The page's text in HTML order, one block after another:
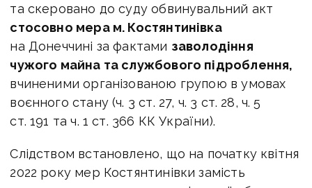
та скеровано до суду обвинувальний акт
стосовно мера м. Костянтинівка
на Донеччині за фактами заволодіння
чужого майна та службового підроблення,
вчиненими організованою групою в умовах
воєнного стану (ч. 3 ст. 27, ч. 3 ст. 28, ч. 5
ст. 191 та ч. 1 ст. 366 КК України).
Слідством встановлено, що на початку квітня
2022 року мер Костянтинівки замість